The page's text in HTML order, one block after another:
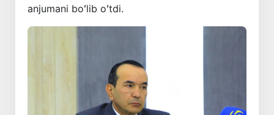
anjumani boʻlib oʻtdi.